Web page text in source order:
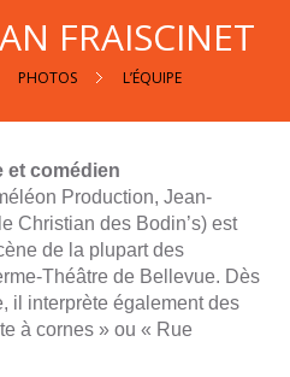
FRAISCINET
PHOTOS L’ÉQUIPE
et comédien
Production, Jean-
Christian des Bodin’s) est
de la plupart des
Théâtre de Bellevue. Dès
il interprète également des
à cornes » ou « Rue